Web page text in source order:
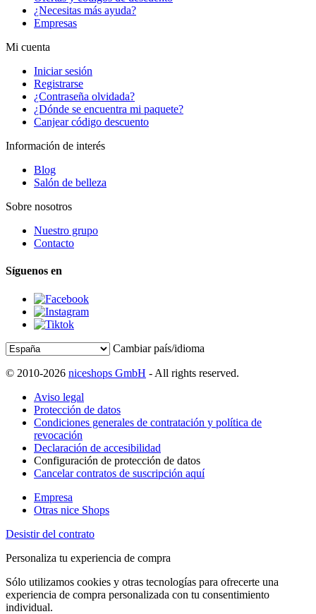
¿Necesitas más ayuda?
Empresas
Mi cuenta
Iniciar sesión
Registrarse
¿Contraseña olvidada?
¿Dónde se encuentra mi paquete?
Canjear código descuento
Información de interés
Blog
Salón de belleza
Sobre nosotros
Nuestro grupo
Contacto
Síguenos en
Cambiar país/idioma
© 2010-2026 niceshops GmbH - All rights reserved.
Aviso legal
Protección de datos
Condiciones generales de contratación y política de
revocación
Declaración de accesibilidad
Configuración de protección de datos
Cancelar contratos de suscripción aquí
Empresa
Otras nice Shops
Desistir del contrato
Personaliza tu experiencia de compra
Sólo utilizamos cookies y otras tecnologías para ofrecerte una
experiencia de compra personalizada con tu consentimiento
individual.